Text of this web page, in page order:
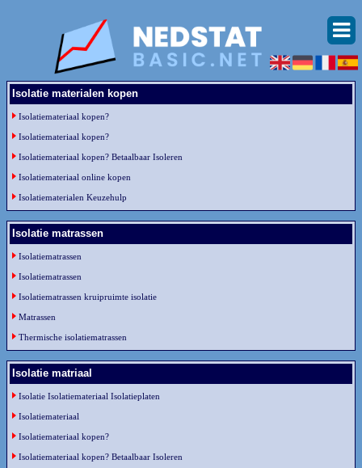
Isolatie materialen kopen
Isolatiemateriaal kopen?
Isolatiemateriaal kopen?
Isolatiemateriaal kopen? Betaalbaar Isoleren
Isolatiemateriaal online kopen
Isolatiematerialen Keuzehulp
Isolatie matrassen
Isolatiematrassen
Isolatiematrassen
Isolatiematrassen kruipruimte isolatie
Matrassen
Thermische isolatiematrassen
Isolatie matriaal
Isolatie Isolatiemateriaal Isolatieplaten
Isolatiemateriaal
Isolatiemateriaal kopen?
Isolatiemateriaal kopen? Betaalbaar Isoleren